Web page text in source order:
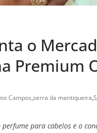
o
Premium
Campos,serra da mantiqueira,
para cabelos e o